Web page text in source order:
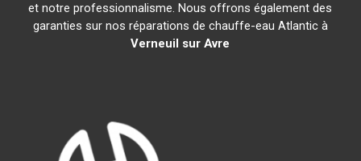
et notre professionnalisme. Nous offrons également des
garanties sur nos réparations de chauffe-eau Atlantic à
Verneuil sur Avre